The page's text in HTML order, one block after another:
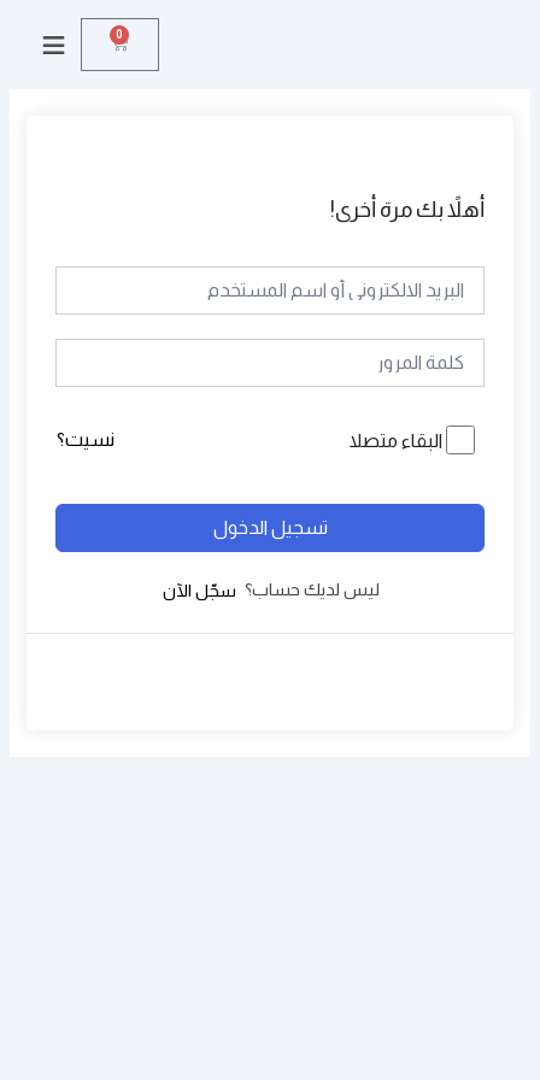
0
Cart
أهلاً بك مرة أخرى!
البقاء متصلا نسيت؟
تسجيل الدخول
ليس لديك حساب؟ سجّل الآن